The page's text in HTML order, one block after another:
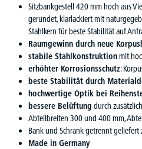
Sitzbankgestell 420 mm hoch aus
gerundet, klarlackiert mit
Stahlkern für beste Stabilität auf
Raumgewinn durch neue
stabile Stahlkonstruktionmit
erhöhter Korrosionsschutz:
beste Stabilität durch
hochwertige Optik bei
bessere Belüftung durch
Abteilbreiten 300 und 400 mm,
Bank und Schrank getrennt
Made in Germany